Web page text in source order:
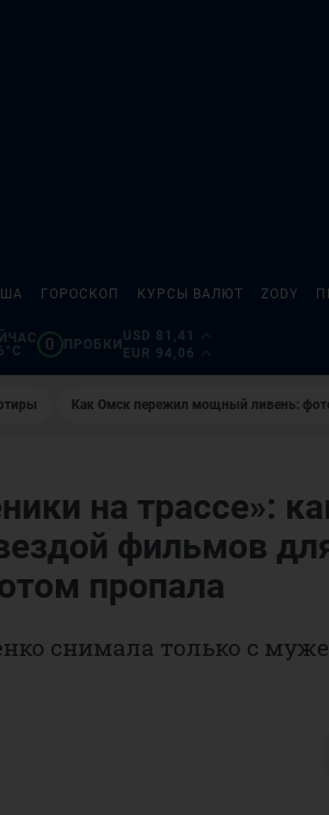
ГОРОСКОП КУРСЫ ВАЛЮТ ZODY
0 ПРОБКИ
USD 81,41
EUR 94,06
Как Омск пережил мощный ливень:
на трассе»:
фильмов
пропала
снимала только с